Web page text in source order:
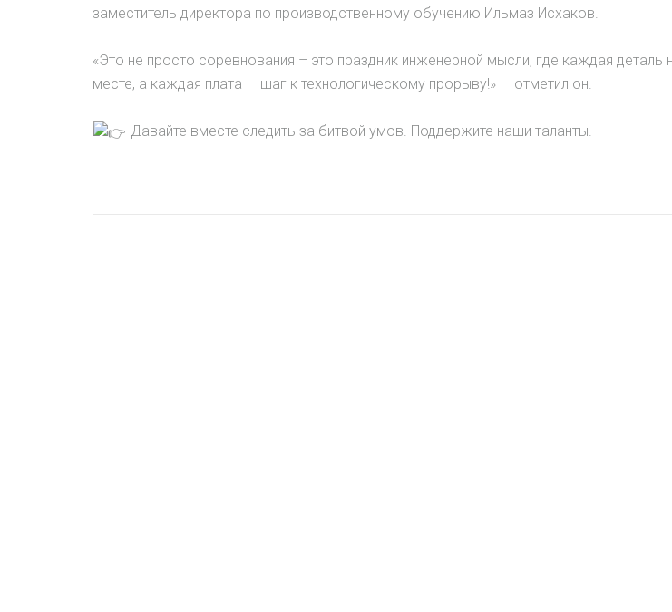
заместитель директора по производственному обучению Ильмаз Исхаков.
«Это не просто соревнования – это праздник инженерной мысли, где каждая деталь
месте, а каждая плата — шаг к технологическому прорыву!» — отметил он.
Давайте вместе следить за битвой умов. Поддержите наши таланты.